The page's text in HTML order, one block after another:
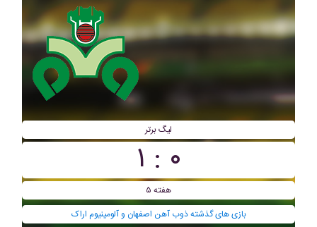
لیگ برتر
۰ : ۱
هفته ۵
بازی های گذشته ذوب آهن اصفهان و آلومينيوم اراک